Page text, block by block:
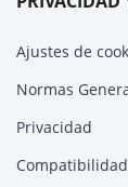
Ajustes de
Normas
Privacidad
Compatibilidad